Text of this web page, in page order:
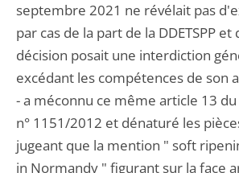
septembre 2021 ne révélait pas
par cas de la part de la DDETSPP
décision posait une interdiction
excédant les compétences de son
- a méconnu ce même article 13
n° 1151/2012 et dénaturé les
jugeant que la mention " soft
in Normandy " figurant sur la face